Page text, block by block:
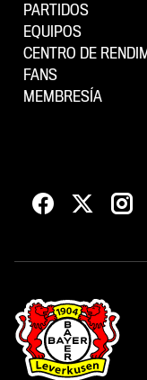
PARTIDOS
EQUIPOS
CENTRO DE
FANS
MEMBRESÍA